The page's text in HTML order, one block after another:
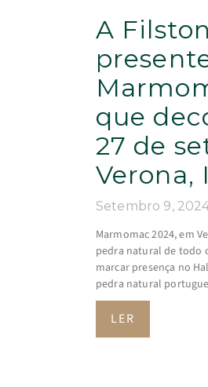
A
que
27 de
Verona,
Setembro 9,
Marmomac 2024, em
pedra natural de todo
marcar presença no
pedra natural
LER